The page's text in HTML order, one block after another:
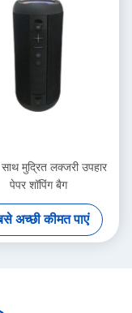
मुद्रित लक्जरी उपहार
पेपर शॉपिंग बैग
अच्छी कीमत पाएं